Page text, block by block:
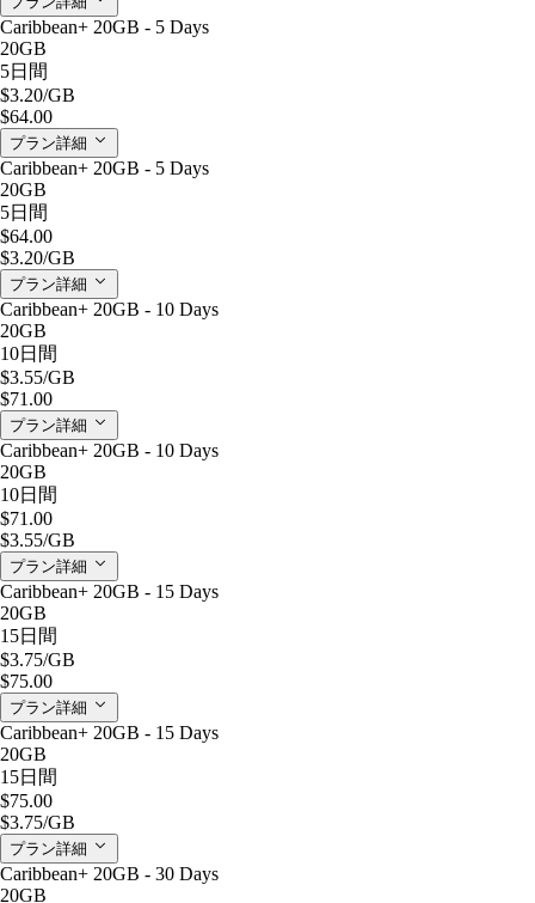
Caribbean+ 20GB - 5 Days
20GB
5日間
$3.20/GB
$64.00
プラン詳細
Caribbean+ 20GB - 5 Days
20GB
5日間
$64.00
$3.20/GB
プラン詳細
Caribbean+ 20GB - 10 Days
20GB
10日間
$3.55/GB
$71.00
プラン詳細
Caribbean+ 20GB - 10 Days
20GB
10日間
$71.00
$3.55/GB
プラン詳細
Caribbean+ 20GB - 15 Days
20GB
15日間
$3.75/GB
$75.00
プラン詳細
Caribbean+ 20GB - 15 Days
20GB
15日間
$75.00
$3.75/GB
プラン詳細
Caribbean+ 20GB - 30 Days
20GB